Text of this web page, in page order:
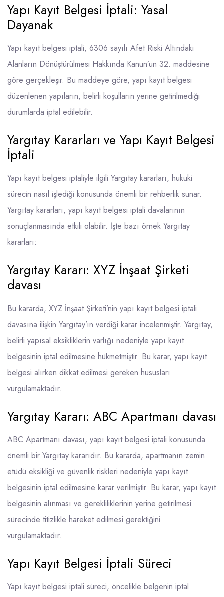
Yapı Kayıt Belgesi İptali: Yasal
Dayanak
Yapı kayıt belgesi iptali, 6306 sayılı Afet Riski Altındaki
Alanların Dönüştürülmesi Hakkında Kanun’un 32. maddesine
göre gerçekleşir. Bu maddeye göre, yapı kayıt belgesi
düzenlenen yapıların, belirli koşulların yerine getirilmediği
durumlarda iptal edilebilir.
Yargıtay Kararları ve Yapı Kayıt Belgesi
İptali
Yapı kayıt belgesi iptaliyle ilgili Yargıtay kararları, hukuki
sürecin nasıl işlediği konusunda önemli bir rehberlik sunar.
Yargıtay kararları, yapı kayıt belgesi iptali davalarının
sonuçlanmasında etkili olabilir. İşte bazı örnek Yargıtay
kararları:
Yargıtay Kararı: XYZ İnşaat Şirketi
davası
Bu kararda, XYZ İnşaat Şirketi’nin yapı kayıt belgesi iptali
davasına ilişkin Yargıtay’ın verdiği karar incelenmiştir. Yargıtay,
belirli yapısal eksikliklerin varlığı nedeniyle yapı kayıt
belgesinin iptal edilmesine hükmetmiştir. Bu karar, yapı kayıt
belgesi alırken dikkat edilmesi gereken hususları
vurgulamaktadır.
Yargıtay Kararı: ABC Apartmanı davası
ABC Apartmanı davası, yapı kayıt belgesi iptali konusunda
önemli bir Yargıtay kararıdır. Bu kararda, apartmanın zemin
etüdü eksikliği ve güvenlik riskleri nedeniyle yapı kayıt
belgesinin iptal edilmesine karar verilmiştir. Bu karar, yapı kayıt
belgesinin alınması ve gerekliliklerinin yerine getirilmesi
sürecinde titizlikle hareket edilmesi gerektiğini
vurgulamaktadır.
Yapı Kayıt Belgesi İptali Süreci
Yapı kayıt belgesi iptali süreci, öncelikle belgenin iptal